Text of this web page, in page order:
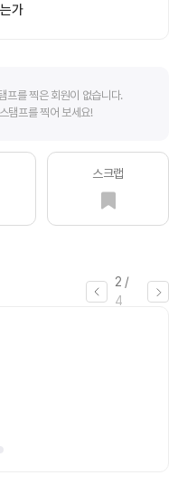
가
프를 찍은 회원이 없습니다.
탬프를 찍어 보세요!
스크랩
3 /
4
참여하고, 2억원 상당 에어